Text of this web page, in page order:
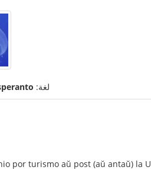
لغة:
por turismo aŭ post (aŭ antaŭ) la